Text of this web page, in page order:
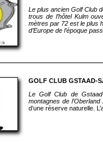
Le plus ancien Golf Club
trous de l’hôtel Kulm
mètres par 72 est le plus
d’Europe de l’époque
GOLF CLUB GSTAAD-
Le Golf Club de
montagnes de
d’une réserve naturelle.